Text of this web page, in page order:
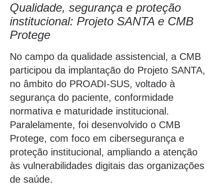
Qualidade, segurança e proteção
institucional: Projeto SANTA e CMB
Protege
No campo da qualidade assistencial, a CMB
participou da implantação do Projeto SANTA,
no âmbito do PROADI-SUS, voltado à
segurança do paciente, conformidade
normativa e maturidade institucional.
Paralelamente, foi desenvolvido o CMB
Protege, com foco em cibersegurança e
proteção institucional, ampliando a atenção
às vulnerabilidades digitais das organizações
de saúde.